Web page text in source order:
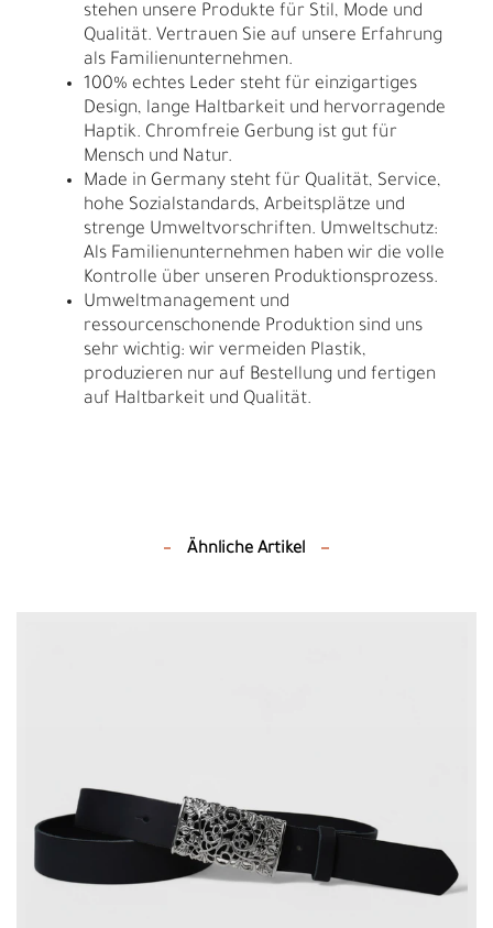
stehen unsere Produkte für Stil, Mode und
Qualität. Vertrauen Sie auf unsere Erfahrung
als Familienunternehmen.
100% echtes Leder steht für einzigartiges
Design, lange Haltbarkeit und hervorragende
Haptik. Chromfreie Gerbung ist gut für
Mensch und Natur.
Made in Germany steht für Qualität, Service,
hohe Sozialstandards, Arbeitsplätze und
strenge Umweltvorschriften. Umweltschutz:
Als Familienunternehmen haben wir die volle
Kontrolle über unseren Produktionsprozess.
Umweltmanagement und
ressourcenschonende Produktion sind uns
sehr wichtig: wir vermeiden Plastik,
produzieren nur auf Bestellung und fertigen
auf Haltbarkeit und Qualität.
Ähnliche Artikel